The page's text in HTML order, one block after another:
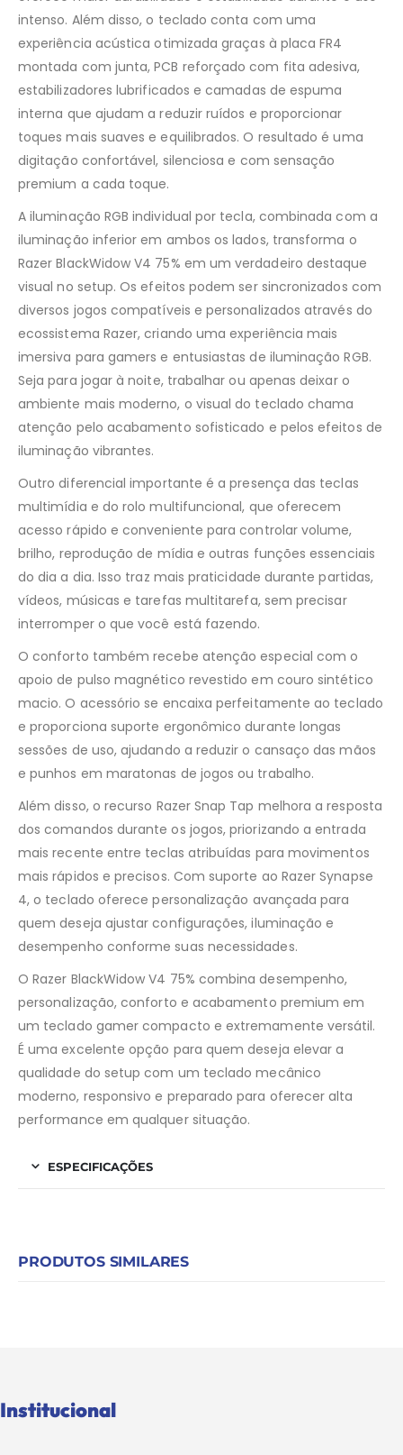
intenso. Além disso, o teclado conta com uma
experiência acústica otimizada graças à placa FR4
montada com junta, PCB reforçado com fita adesiva,
estabilizadores lubrificados e camadas de espuma
interna que ajudam a reduzir ruídos e proporcionar
toques mais suaves e equilibrados. O resultado é uma
digitação confortável, silenciosa e com sensação
premium a cada toque.
A iluminação RGB individual por tecla, combinada com a
iluminação inferior em ambos os lados, transforma o
Razer BlackWidow V4 75% em um verdadeiro destaque
visual no setup. Os efeitos podem ser sincronizados com
diversos jogos compatíveis e personalizados através do
ecossistema Razer, criando uma experiência mais
imersiva para gamers e entusiastas de iluminação RGB.
Seja para jogar à noite, trabalhar ou apenas deixar o
ambiente mais moderno, o visual do teclado chama
atenção pelo acabamento sofisticado e pelos efeitos de
iluminação vibrantes.
Outro diferencial importante é a presença das teclas
multimídia e do rolo multifuncional, que oferecem
acesso rápido e conveniente para controlar volume,
brilho, reprodução de mídia e outras funções essenciais
do dia a dia. Isso traz mais praticidade durante partidas,
vídeos, músicas e tarefas multitarefa, sem precisar
interromper o que você está fazendo.
O conforto também recebe atenção especial com o
apoio de pulso magnético revestido em couro sintético
macio. O acessório se encaixa perfeitamente ao teclado
e proporciona suporte ergonômico durante longas
sessões de uso, ajudando a reduzir o cansaço das mãos
e punhos em maratonas de jogos ou trabalho.
Além disso, o recurso Razer Snap Tap melhora a resposta
dos comandos durante os jogos, priorizando a entrada
mais recente entre teclas atribuídas para movimentos
mais rápidos e precisos. Com suporte ao Razer Synapse
4, o teclado oferece personalização avançada para
quem deseja ajustar configurações, iluminação e
desempenho conforme suas necessidades.
O Razer BlackWidow V4 75% combina desempenho,
personalização, conforto e acabamento premium em
um teclado gamer compacto e extremamente versátil.
É uma excelente opção para quem deseja elevar a
qualidade do setup com um teclado mecânico
moderno, responsivo e preparado para oferecer alta
performance em qualquer situação.
ESPECIFICAÇÕES
PRODUTOS SIMILARES
Institucional